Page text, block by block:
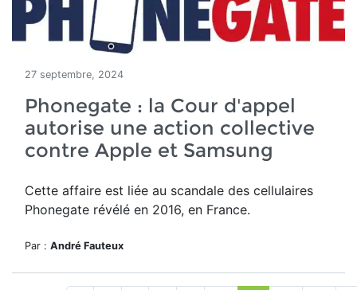
27 septembre, 2024
Phonegate : la Cour d'appel
autorise une action collective
contre Apple et Samsung
Cette affaire est liée au scandale des cellulaires
Phonegate révélé en 2016, en France.
Par : André Fauteux